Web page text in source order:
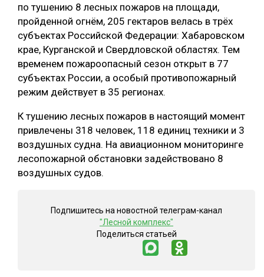
по тушению 8 лесных пожаров на площади,
пройденной огнём, 205 гектаров велась в трёх
субъектах Российской Федерации: Хабаровском
крае, Курганской и Свердловской областях. Тем
временем пожароопасный сезон открыт в 77
субъектах России, а особый противопожарный
режим действует в 35 регионах.
К тушению лесных пожаров в настоящий момент
привлечены 318 человек, 118 единиц техники и 3
воздушных судна. На авиационном мониторинге
лесопожарной обстановки задействовано 8
воздушных судов.
Подпишитесь на новостной телеграм-канал
"Лесной комплекс"
Поделиться статьей